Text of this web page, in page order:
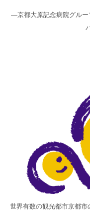
自宅で使える動画集
—京都大原記念病院グルー
世界有数の観光都市京都